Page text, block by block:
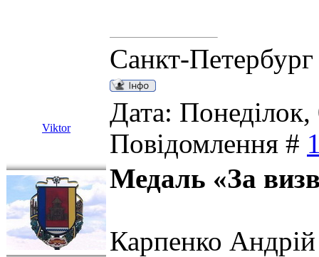
Санкт-Петербург
Viktor
Дата:
Повідомлення #
Медаль «За
Карпенко Андрій